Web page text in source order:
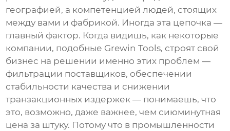
географией, а компетенцией людей, стоящих
между вами и фабрикой. Иногда эта цепочка —
главный фактор. Когда видишь, как некоторые
компании, подобные Grewin Tools, строят свой
бизнес на решении именно этих проблем —
фильтрации поставщиков, обеспечении
стабильности качества и снижении
транзакционных издержек — понимаешь, что
это, возможно, даже важнее, чем сиюминутная
цена за штуку. Потому что в промышленности